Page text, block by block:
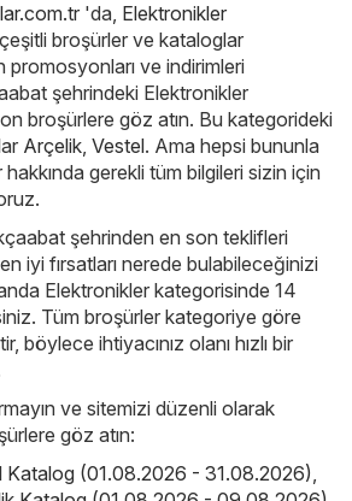
'da, Elektronikler
broşürler ve kataloglar
promosyonları ve indirimleri
şehrindeki Elektronikler
broşürlere göz atın. Bu kategorideki
Arçelik, Vestel. Ama hepsi bununla
hakkında gerekli tüm bilgileri sizin için
şehrinden en son teklifleri
iyi fırsatları nerede bulabileceğinizi
Elektronikler kategorisinde 14
Tüm broşürler kategoriye göre
böylece ihtiyacınız olanı hızlı bir
ve sitemizi düzenli olarak
göz atın:
Katalog (01.08.2026 - 31.08.2026),